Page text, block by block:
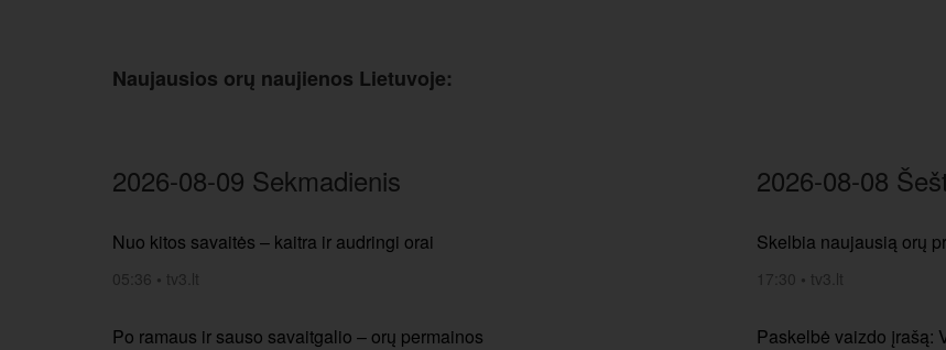
Naujausios orų naujienos Lietuvoje:
2026-08-09 Sekmadienis
Nuo kitos savaitės – kaitra ir audringi orai
05:36 • tv3.lt
Po ramaus ir sauso savaitgalio – orų permainos
2026-08-08
Skelbia naujausią orų
17:30 • tv3.lt
Paskelbė vaizdo įrašą: